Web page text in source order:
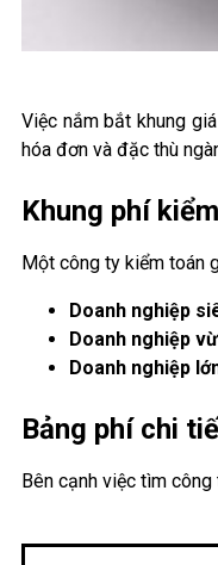
Việc nắm bắt khung
hóa đơn và đặc thù
Khung phí
Một công ty kiểm toán
Doanh nghiệp
Doanh nghiệp
Doanh nghiệp
Bảng phí chi
Bên cạnh việc tìm